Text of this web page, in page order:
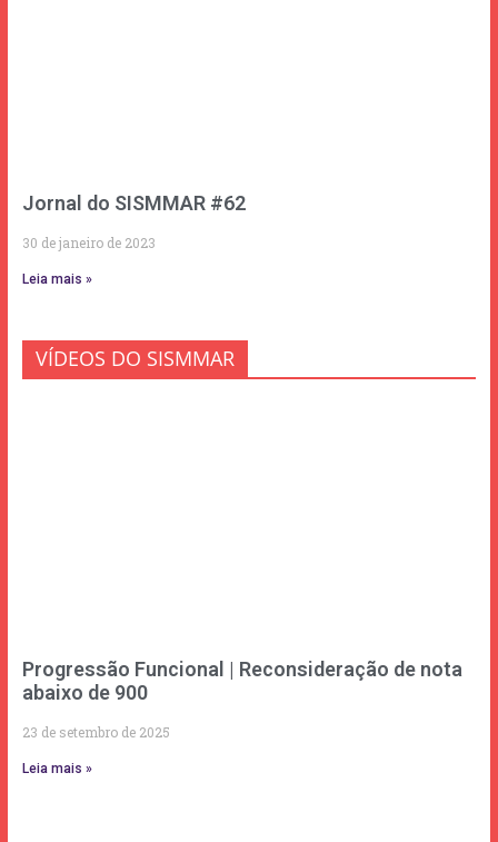
Jornal do SISMMAR #62
30 de janeiro de 2023
Leia mais »
VÍDEOS DO SISMMAR
Progressão Funcional | Reconsideração de nota
abaixo de 900
23 de setembro de 2025
Leia mais »